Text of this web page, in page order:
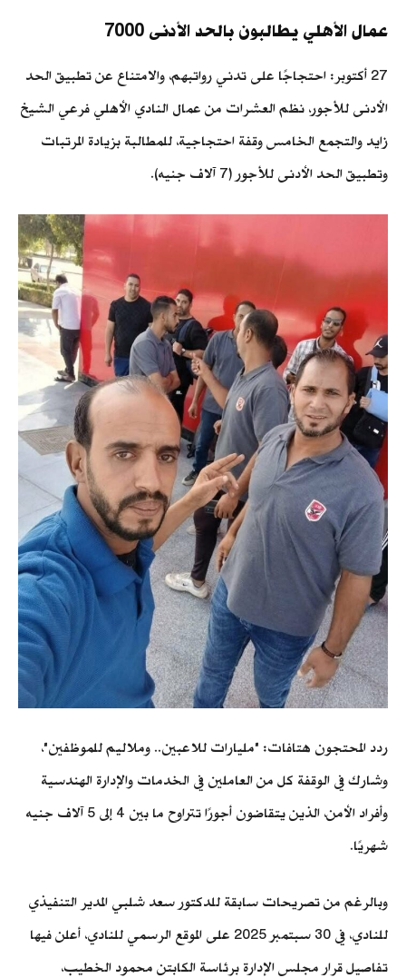
عمال الأهلي يطالبون بالحد الأدنى 7000
27 أكتوبر: احتجاجًا على تدني رواتبهم، والامتناع عن تطبيق الحد
الأدنى للأجور، نظم العشرات من عمال النادي الأهلي فرعي الشيخ
زايد والتجمع الخامس وقفة احتجاجية، للمطالبة بزيادة المرتبات
وتطبيق الحد الأدنى للأجور (7 آلاف جنيه).
ردد المحتجون هتافات: "مليارات للاعبين.. وملاليم للموظفين"،
وشارك في الوقفة كل من العاملين في الخدمات والإدارة الهندسية
وأفراد الأمن، الذين يتقاضون أجورًا تتراوح ما بين 4 إلى 5 آلاف جنيه
شهريًا.
وبالرغم من تصريحات سابقة للدكتور سعد شلبي المدير التنفيذي
للنادي، في 30 سبتمبر 2025 على الموقع الرسمي للنادي، أعلن فيها
تفاصيل قرار مجلس الإدارة برئاسة الكابتن محمود الخطيب،